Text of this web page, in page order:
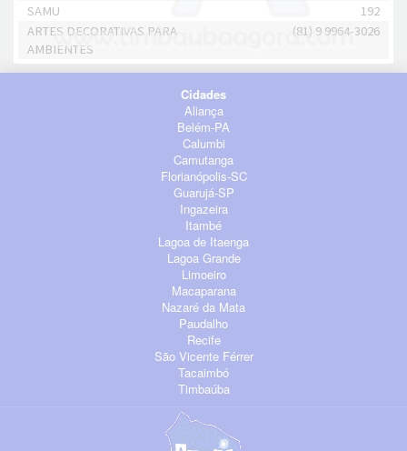
SAMU
192
ARTES DECORATIVAS PARA
AMBIENTES
(81) 9 9964-3026
Cidades
Aliança
Belém-PA
Calumbi
Camutanga
Florianópolis-SC
Guarujá-SP
Ingazeira
Itambé
Lagoa de Itaenga
Lagoa Grande
Limoeiro
Macaparana
Nazaré da Mata
Paudalho
Recife
São Vicente Férrer
Tacaimbó
Timbaúba